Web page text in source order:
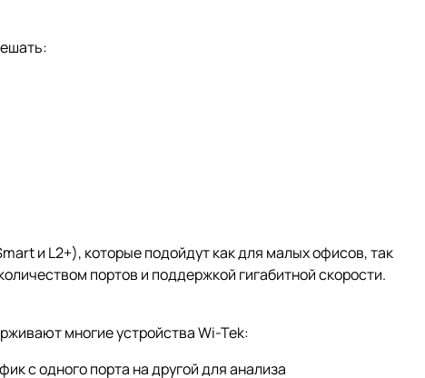
и L2+), которые подойдут как для малых офисов, так
портов и поддержкой гигабитной скорости.
многие устройства Wi-Tek:
с одного порта на другой для анализа